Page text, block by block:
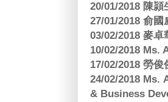
20/01/2018 陳
27/01/2018 俞
03/02/2018 麥
10/02/2018 Ms.
17/02/2018 勞
24/02/2018 Ms.
& Business